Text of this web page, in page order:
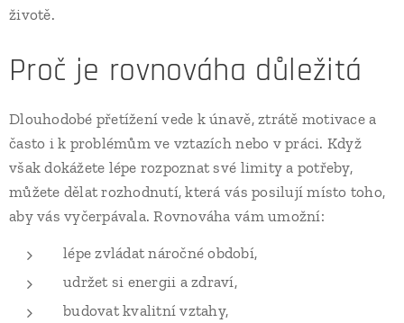
životě.
Proč je rovnováha důležitá
Dlouhodobé přetížení vede k únavě, ztrátě motivace a
často i k problémům ve vztazích nebo v práci. Když
však dokážete lépe rozpoznat své limity a potřeby,
můžete dělat rozhodnutí, která vás posilují místo toho,
aby vás vyčerpávala. Rovnováha vám umožní:
lépe zvládat náročné období,
udržet si energii a zdraví,
budovat kvalitní vztahy,